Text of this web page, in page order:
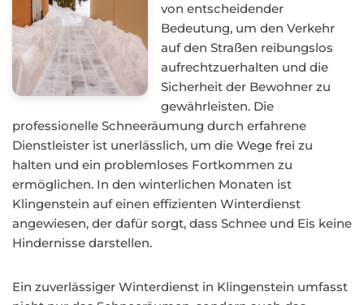
von entscheidender
Bedeutung, um den Verkehr
auf den Straßen reibungslos
aufrechtzuerhalten und die
Sicherheit der Bewohner zu
gewährleisten. Die
professionelle Schneeräumung durch erfahrene
Dienstleister ist unerlässlich, um die Wege frei zu
halten und ein problemloses Fortkommen zu
ermöglichen. In den winterlichen Monaten ist
Klingenstein auf einen effizienten Winterdienst
angewiesen, der dafür sorgt, dass Schnee und Eis keine
Hindernisse darstellen.
Ein zuverlässiger Winterdienst in Klingenstein umfasst